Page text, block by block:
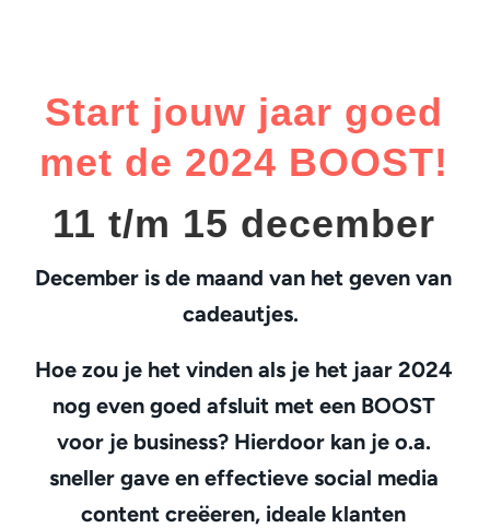
Start jouw jaar goed
met de 2024 BOOST!
11 t/m 15 december
December is de maand van het geven van
cadeautjes.
Hoe zou je het vinden als je het jaar 2024
nog even goed afsluit met een BOOST
voor je business? Hierdoor kan je o.a.
sneller gave en effectieve social media
content creëeren, ideale klanten